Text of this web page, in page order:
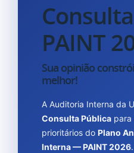
PAINT
Sua opinião
melhor!
A Auditoria Interna da
Consulta Pública para
prioritários do Plano
Interna — PAINT 2026.